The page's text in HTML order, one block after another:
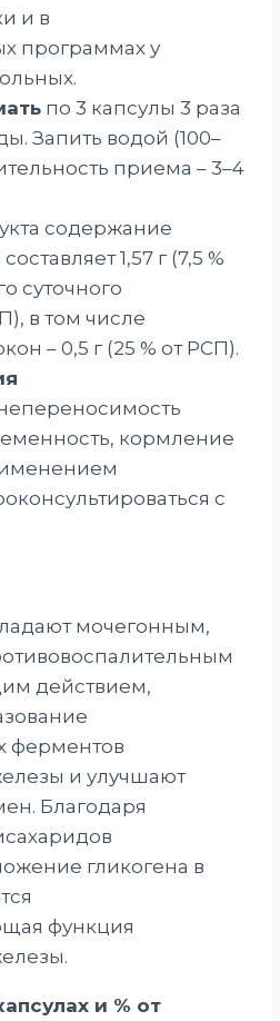
и в
программах у
по 3 капсулы 3 раза
Запить водой (100–
приема – 3–4
содержание
1,57 г (7,5 %
суточного
в том числе
– 0,5 г (25 % от РСП).
кормление
с
мочегонным,
действием,
ферментов
и улучшают
Благодаря
гликогена в
функция
и % от